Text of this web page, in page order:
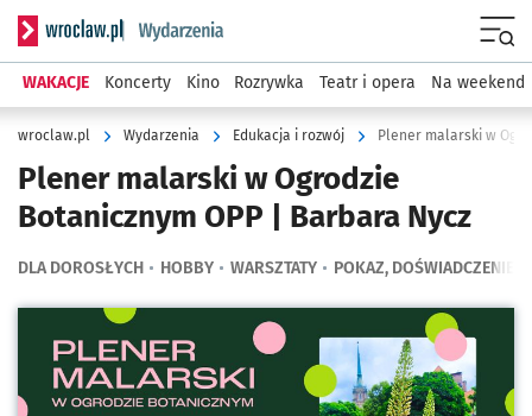
Serwis informacyjny wroclaw.pl podserwis: Wydarzenia
WAKACJE Koncerty Kino Rozrywka Teatr i opera Na weekend
wroclaw.pl Wydarzenia Edukacja i rozwój Plener malarski w
Plener malarski w Ogrodzie
Botanicznym OPP | Barbara Nycz
DLA DOROSŁYCH HOBBY WARSZTATY POKAZ, DOŚWIADCZENIE
Kliknij, aby powiększyć